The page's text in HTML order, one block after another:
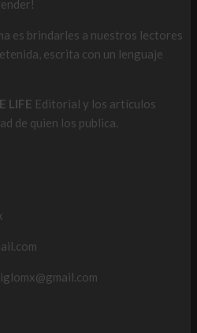
es brindarles a nuestros lectores
escrita con un lenguaje
LIFE Editorial y los artículos
de quien los publica.